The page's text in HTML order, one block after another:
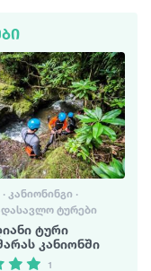
ᲙᲐᲜᲘᲝᲜᲘᲜᲒᲘ ·
ᲢᲣᲠᲔᲑᲘ
ტური
კანიონში
1